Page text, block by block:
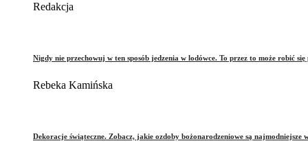
Redakcja
Nigdy nie przechowuj w ten sposób jedzenia w lodówce. To przez to może robić się
Rebeka Kamińska
Dekoracje świąteczne. Zobacz, jakie ozdoby bożonarodzeniowe są najmodniejsze